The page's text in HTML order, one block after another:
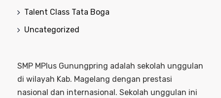
Talent Class Tata Boga
Uncategorized
SMP MPlus Gunungpring adalah sekolah unggulan
di wilayah Kab. Magelang dengan prestasi
nasional dan internasional. Sekolah unggulan ini